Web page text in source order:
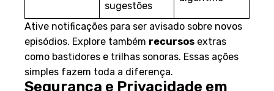
sugestões
Ative notificações para ser avisado sobre novos
episódios. Explore também recursos extras
como bastidores e trilhas sonoras. Essas ações
simples fazem toda a diferença.
Segurança e Privacidade em